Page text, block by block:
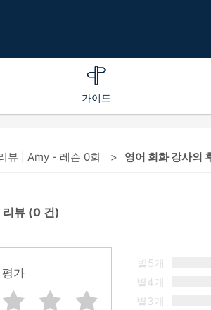
가이드
뷰 | Amy - 레슨 0회 영어 회화 강사의
리뷰 (0 건)
평가
별5개
별4개
별3개